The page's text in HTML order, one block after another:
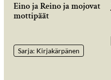
Eino ja Reino ja mojovat
mottipäät
Sarja: Kirjakärpänen